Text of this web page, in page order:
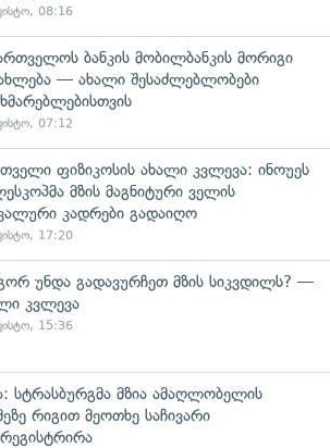
08:16
ბანკის მობილბანკის მორიგი
— ახალი შესაძლებლობები
07:12
ფიზიკოსის ახალი კვლევა: ინოუეს
მზის მაგნიტური ველის
კადრები გადაიღო
17:20
უნდა გადავურჩეთ მზის სიკვდილს? —
კვლევა
15:36
სტრასბურგმა მზია ამაღლობელის
რიგით მეოთხე საჩივარი